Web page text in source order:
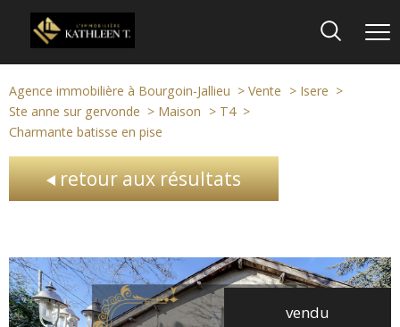
Agence immobilière à Bourgoin-Jallieu Vente
Isere
Ste anne sur gervonde
Maison
T4
Charmante batisse en pise
retour aux résultats
vendu